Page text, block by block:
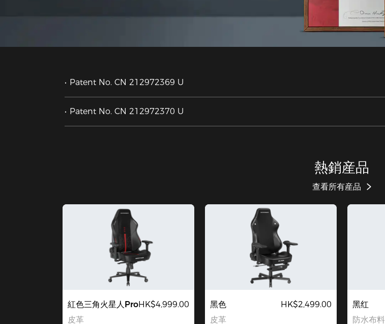
Patent No. CN 212972369 U
Patent No. CN 212972370 U
熱銷産品
查看所有産品
紅色三角火星人Pro
皮革
HK$4,999.00
黑色
皮革
HK$2,499.00
黑红
防水布料